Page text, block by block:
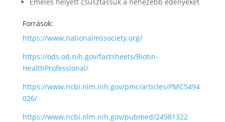
Források:
https://www.nationalmssociety.org/
https://ods.od.nih.gov/factsheets/Biotin-
HealthProfessional/
https://www.ncbi.nlm.nih.gov/pmc/articles/PMC5494
026/
https://www.ncbi.nlm.nih.gov/pubmed/24981322